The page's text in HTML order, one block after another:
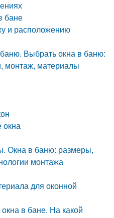
бане
и расположению
Выбрать окна в баню:
монтаж, материалы
Окна в баню: размеры,
монтажа
для оконной
в бане. На какой